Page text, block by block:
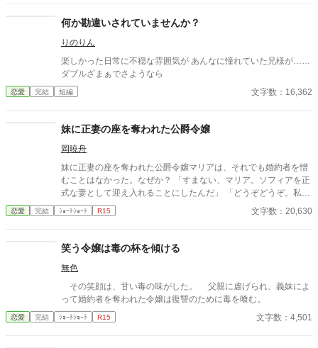
だ。 （またあの苦しみを味わうの？ 冗談じゃないわ。今度はさっ
ヴィオレッタだったが、事態は思わぬ方向へ。 なんと、再会した
アレクサンダーがいきなり涙を流して抱きついてきたのだ。 「す
まなかった！ 俺が間違っていた、やり直させてくれ！」 どうやら
時間を巻き戻した記憶」を持っているらしい。 心を入れ替え、情
で、よく触れられるわね） そんなある日、ヴィオレッタは王宮の
隅で、周囲から「死神」と忌み嫌われる葬儀卿・シルヴィオ公爵
に、シルヴィオは静かに告げた。 「美しい。君の瞳は、まるで極
上の遺体のようだ」 これは、かつての愛を取り戻そうと暴走する
「太陽」のような王太子と、 傷ついた心を「静寂」で包み込む
「夜」のような葬儀卿との間で揺れる……ことは全くなく、 全力
何か勘違いされていませんか？
りのりん
楽しかった日常に不穏な雰囲気が あんなに憧れていた兄様が……
ダブルざまぁでさようなら
恋愛 完結 短編 文字数：16,362
妹に正妻の座を奪われた公爵令嬢
岡暁舟
妹に正妻の座を奪われた公爵令嬢マリアは、それでも婚約者を憎
むことはなかった。なぜか？ 「すまない、マリア。ソフィアを正
式な妻として迎え入れることにしたんだ」 「どうぞどうぞ。私は
何も気にしませんから……」 マリアは妹のソフィアを祝福した。
だが当然、不気味な未来の陰が少しずつ歩み寄っていた。
恋愛 完結 ｼｮｰﾄｼｮｰﾄ R15 文字数：20,630
笑う令嬢は毒の杯を傾ける
無色
その笑顔は、甘い毒の味がした。 父親に虐げられ、義妹によ
って婚約者を奪われた令嬢は復讐のために毒を喰む。
恋愛 完結 ｼｮｰﾄｼｮｰﾄ R15 文字数：4,501